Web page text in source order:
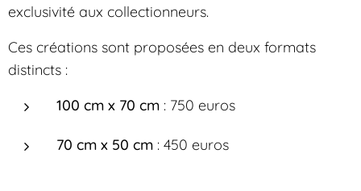
exclusivité aux collectionneurs.
Ces créations sont proposées en deux formats
distincts :
100 cm x 70 cm : 750 euros
70 cm x 50 cm : 450 euros